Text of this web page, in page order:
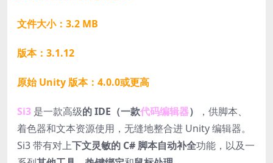
文件大小：3.2 MB
版本：3.1.12
原始 Unity 版本：4.0.0或更高
Si3 是一款高级的 IDE（一款代码编辑器）
，供脚本、
着色器和文本资源使用，无缝地整合进 Unity 编辑器。
Si3 带有对上下文灵敏的 C# 脚本自动补全功能，以及一